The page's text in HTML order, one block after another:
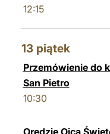
12:15
13 piątek
Przemówienie do
San Pietro
10:30
Orędzie Ojca